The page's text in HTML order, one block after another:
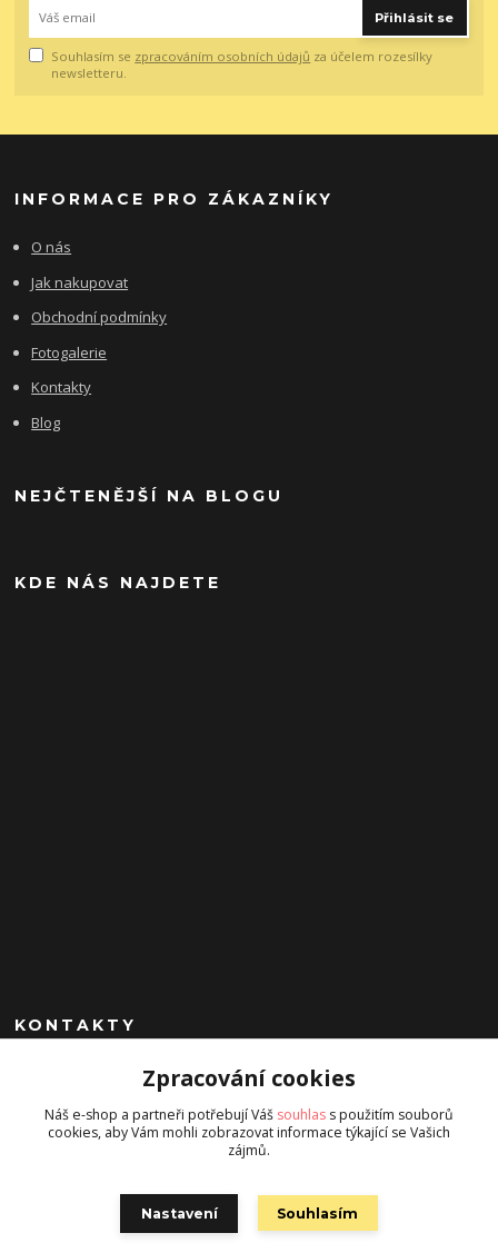
Přihlásit se
Souhlasím se zpracováním osobních údajů za účelem rozesílky
newsletteru.
INFORMACE PRO ZÁKAZNÍKY
O nás
Jak nakupovat
Obchodní podmínky
Fotogalerie
Kontakty
Blog
NEJČTENĚJŠÍ NA BLOGU
KDE NÁS NAJDETE
KONTAKTY
+420 602 260 963
jan.chrobak@seznam.cz
Zpracování cookies
Náš e-shop a partneři potřebují Váš souhlas s použitím souborů
cookies, aby Vám mohli zobrazovat informace týkající se Vašich
zájmů.
Nastavení Souhlasím